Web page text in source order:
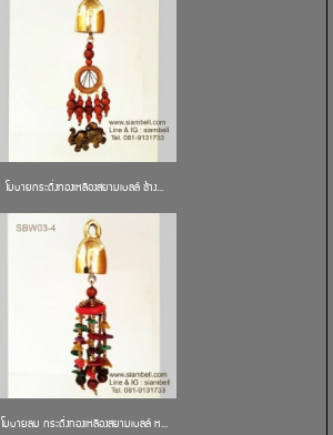
โมบายกระดิ่งทองเหลืองสยามเบลล์ ช้าง...
โมบายลม กระดิ่งทองเหลืองสยามเบลล์ ห...